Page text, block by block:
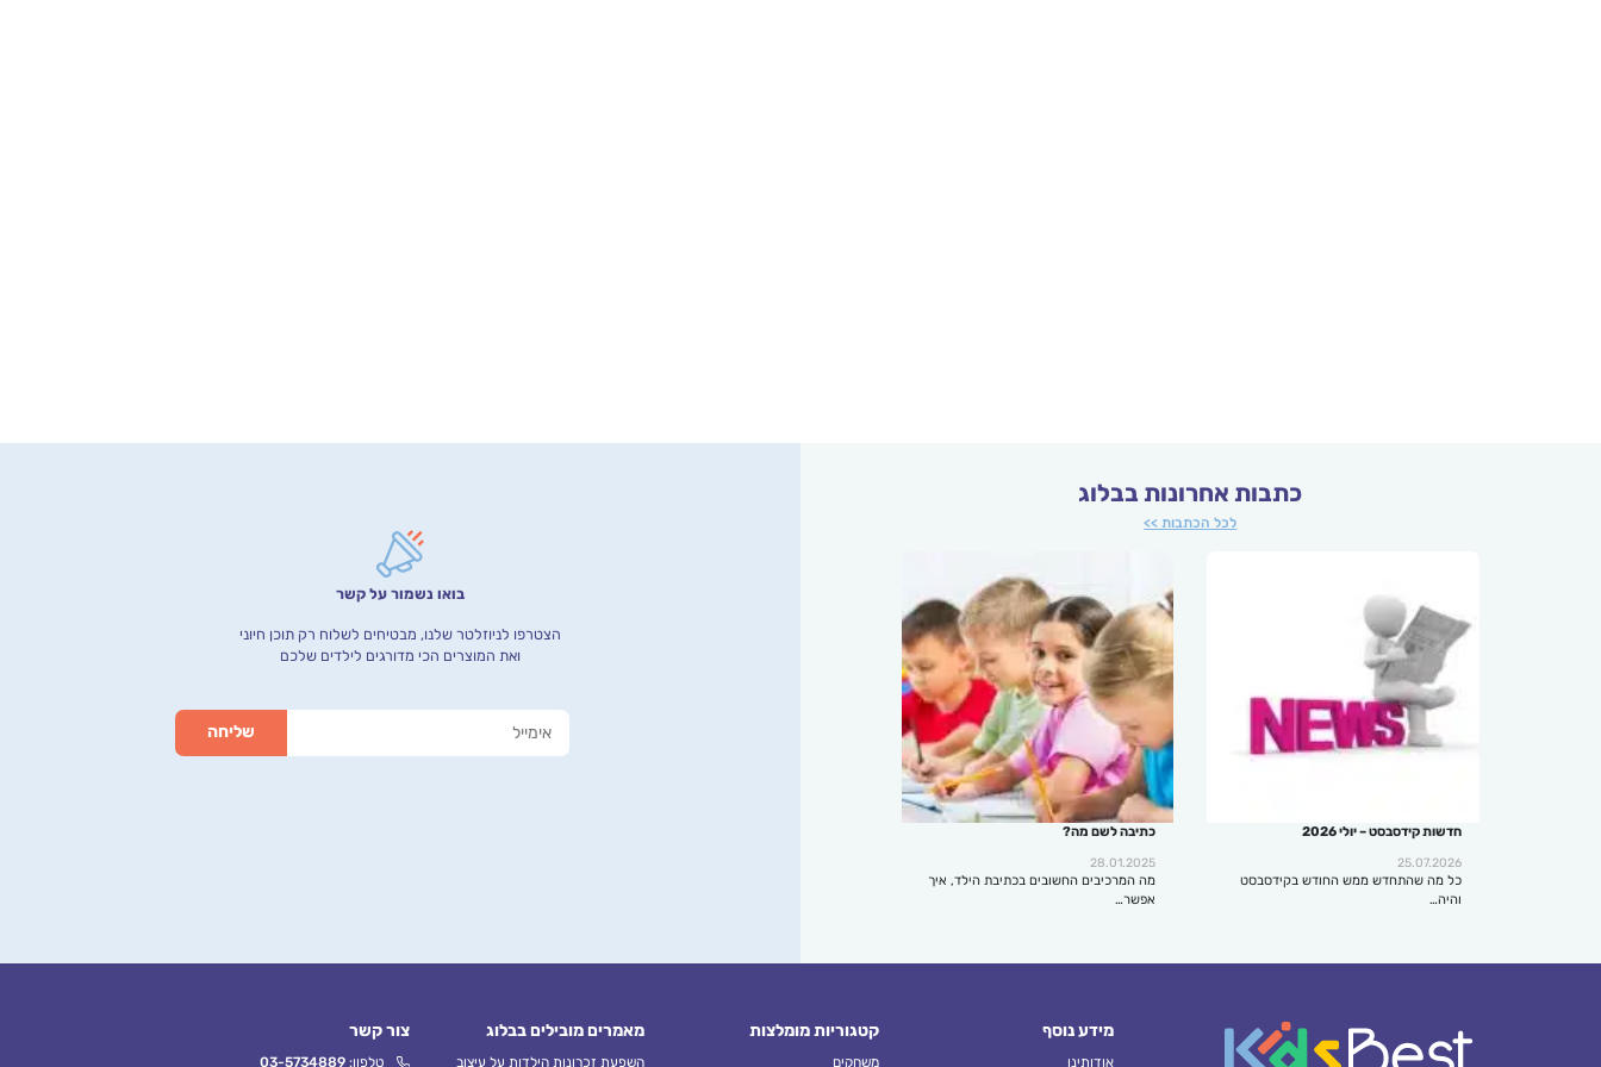
כתבות אחרונות בבלוג
לכל הכתבות >>
חדשות קידסבסט – יולי 2026
25.07.2026
כל מה שהתחדש ממש החודש בקידסבסט
והיה…
כתיבה לשם מה?
28.01.2025
מה המרכיבים החשובים בכתיבת הילד, איך
אפשר…
בואו נשמור על קשר
הצטרפו לניוזלטר שלנו, מבטיחים לשלוח רק תוכן חיוני
ואת המוצרים הכי מדורגים לילדים שלכם
מידע נוסף
אודותינו
קטגוריות מומלצות
משחקים
מאמרים מובילים בבלוג
השפעת זכרונות הילדות על עיצוב
צור קשר
טלפון:03-5734889